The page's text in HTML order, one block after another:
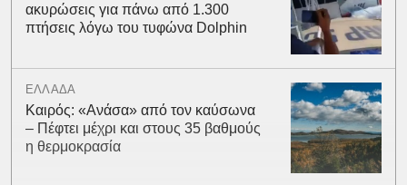
ακυρώσεις για πάνω από 1.300
πτήσεις λόγω του τυφώνα Dolphin
ΕΛΛΑΔΑ
Καιρός: «Ανάσα» από τον καύσωνα
– Πέφτει μέχρι και στους 35 βαθμούς
η θερμοκρασία